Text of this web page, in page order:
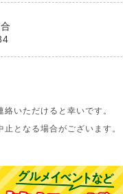
絡いただけると幸いです。
となる場合がございます。